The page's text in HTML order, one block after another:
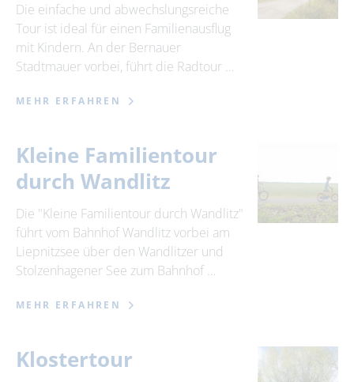
Die einfache und abwechslungsreiche
Tour ist ideal für einen Familienausflug
mit Kindern. An der Bernauer
Stadtmauer vorbei, führt die Radtour …
MEHR ERFAHREN
Kleine Familientour
durch Wandlitz
Die "Kleine Familientour durch Wandlitz"
führt vom Bahnhof Wandlitz vorbei am
Liepnitzsee über den Wandlitzer und
Stolzenhagener See zum Bahnhof …
MEHR ERFAHREN
Klostertour